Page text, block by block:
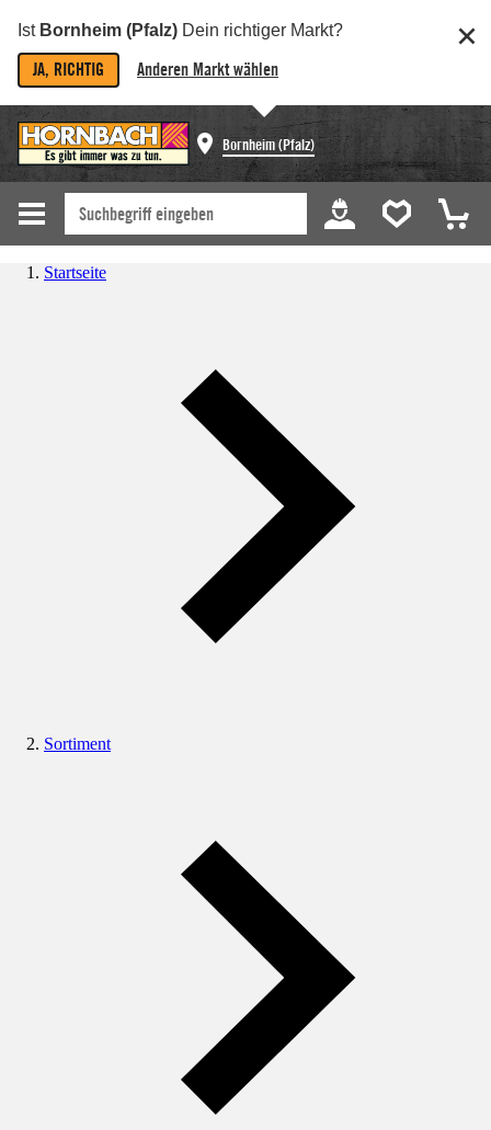
Ist Bornheim (Pfalz) Dein richtiger Markt?
JA, RICHTIG Anderen Markt wählen
Bornheim (Pfalz)
Startseite
Sortiment